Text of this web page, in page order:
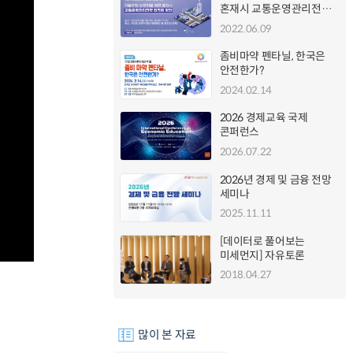
혼재시 교통운영관리전략
최적화 방안
2022.06.09
좀비마약 펜타닐, 한국은
안전한가?
2024.02.14
2026 경제교육 국제
콘퍼런스
2026.07.22
2026년 경제 및 금융 전망
세미나
2025.11.11
[데이터로 풀어보는
미세먼지] 자유토론
2018.04.27
많이 본 자료